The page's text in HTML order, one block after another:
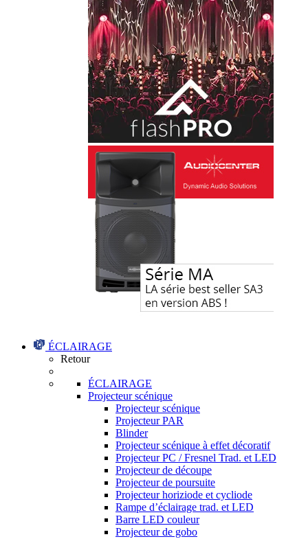
ÉCLAIRAGE
Retour
ÉCLAIRAGE
Projecteur scénique
Projecteur scénique
Projecteur PAR
Blinder
Projecteur scénique à effet décoratif
Projecteur PC / Fresnel Trad. et LED
Projecteur de découpe
Projecteur de poursuite
Projecteur horiziode et cycliode
Rampe d’éclairage trad. et LED
Barre LED couleur
Projecteur de gobo